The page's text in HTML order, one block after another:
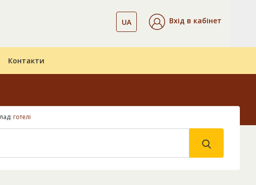
UA Вхід в кабінет
Контакти
готелі